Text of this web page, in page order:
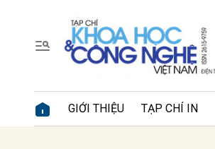
GIỚI THIỆU TẠP CHÍ IN